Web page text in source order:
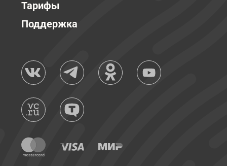
Тарифы
Поддержка